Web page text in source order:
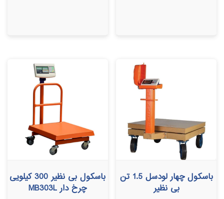
باسکول چهار لودسل 1.5 تن
بی نظیر
باسکول بی نظیر 300 کیلویی
چرخ دار MB303L